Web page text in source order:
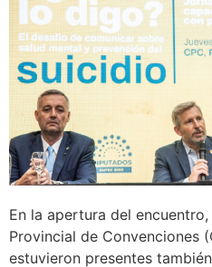
En la apertura del
Provincial de Convenciones
estuvieron presentes